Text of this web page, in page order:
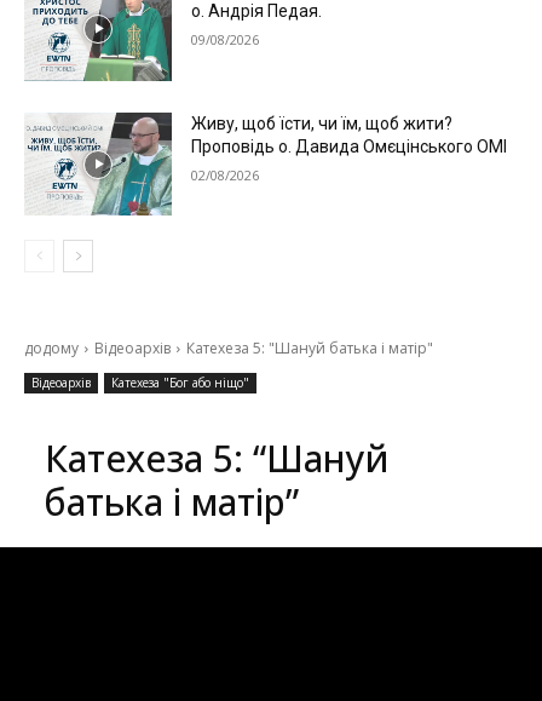
о. Андрія Педая.
09/08/2026
Живу, щоб їсти, чи їм, щоб жити?
Проповідь о. Давида Омєцінського ОМІ
02/08/2026